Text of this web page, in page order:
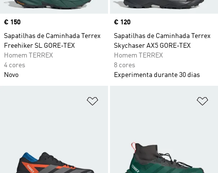
Price
€ 150
Sapatilhas de Caminhada Terrex
Freehiker SL GORE-TEX
Homem TERREX
4 cores
Novo
Price
€ 120
Sapatilhas de Caminhada Terrex
Skychaser AX5 GORE-TEX
Homem TERREX
8 cores
Experimenta durante 30 dias